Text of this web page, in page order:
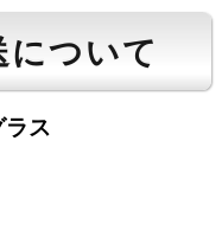
ついて
ス